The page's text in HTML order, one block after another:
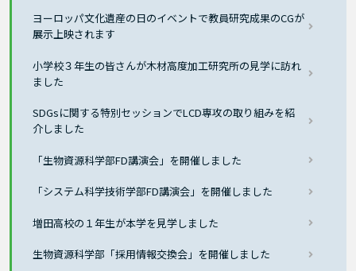
ヨーロッパ文化遺産の日のイベントで教員研究成果のCGが
展示上映されます
小学校３年生の皆さんが木材高度加工研究所の見学に訪れ
ました
SDGsに関する特別セッションでLCD専攻の取り組みを紹
介しました
「生物資源科学部FD講演会」を開催しました
「システム科学技術学部FD講演会」を開催しました
増田高校の１年生が本学を見学しました
生物資源科学部「採用情報交換会」を開催しました